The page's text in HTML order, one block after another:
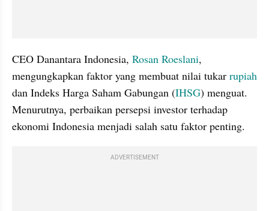
CEO Danantara Indonesia, Rosan Roeslani,
mengungkapkan faktor yang membuat nilai tukar rupiah
dan Indeks Harga Saham Gabungan (IHSG) menguat.
Menurutnya, perbaikan persepsi investor terhadap
ekonomi Indonesia menjadi salah satu faktor penting.
ADVERTISEMENT